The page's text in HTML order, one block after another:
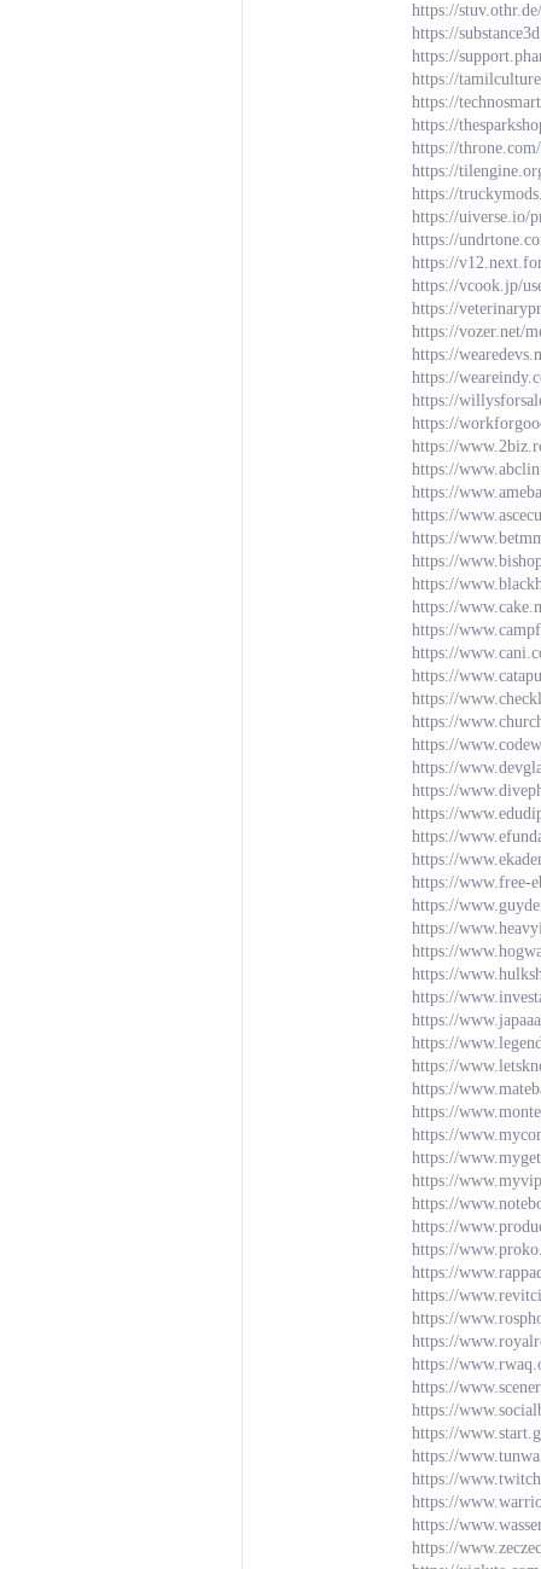
https://
https://
https://
https://
https://
https://
https://
https://
https://
https://uiverse.io/
https://
https://
https://vcook.jp/
https://
https://vozer.net/
https://
https://
https://
https://
https://
https://
https://
https://
https://
https://
https://
https://
https://
https://
https://
https://
https://
https://
https://
https://
https://
https://
https://
https://www.free-
https://
https://
https://
https://
https://
https://
https://
https://
https://
https://
https://
https://
https://
https://
https://
https://
https://
https://
https://
https://
https://
https://
https://
https://
https://
https://
https://
https://
https://